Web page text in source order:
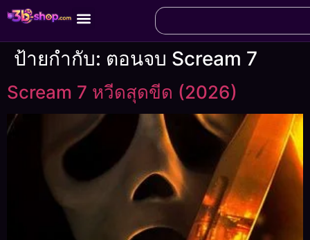
ป้ายกำกับ: ตอนจบ Scream 7
Scream 7 หวีดสุดขีด (2026)